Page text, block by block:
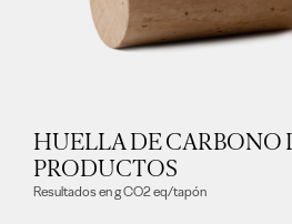
HUELLA DE CARBONO
PRODUCTOS
Resultados en g CO2 eq/tapón